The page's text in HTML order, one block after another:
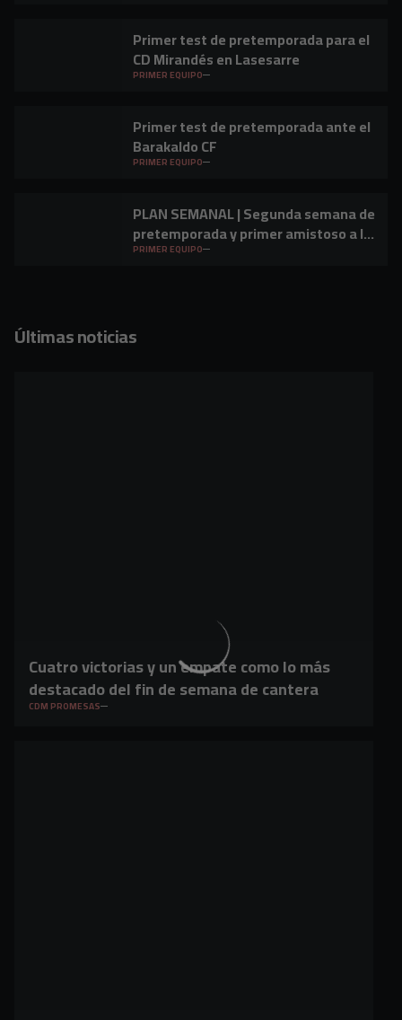
Primer test de pretemporada para el
CD Mirandés en Lasesarre
PRIMER EQUIPO
Primer test de pretemporada ante el
Barakaldo CF
PRIMER EQUIPO
PLAN SEMANAL | Segunda semana de
pretemporada y primer amistoso a la
vista
PRIMER EQUIPO
Últimas noticias
Cuatro victorias y un empate como lo más
destacado del fin de semana de cantera
CDM PROMESAS